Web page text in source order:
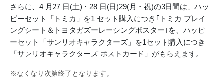
さらに、4 月27 日(⼟)・28 日(日)29(月・祝)の3日間は、ハッ
ピーセット「トミカ」を1 セット購入につき｢トミカ プレイ
ングシート＆トヨタガズーレーシングポスター｣を、ハッピ
ーセット「サンリオキャラクターズ」を1セット購入につき
「サンリオキャラクターズ ポストカード」がもらえます。
※なくなり次第終了となります。